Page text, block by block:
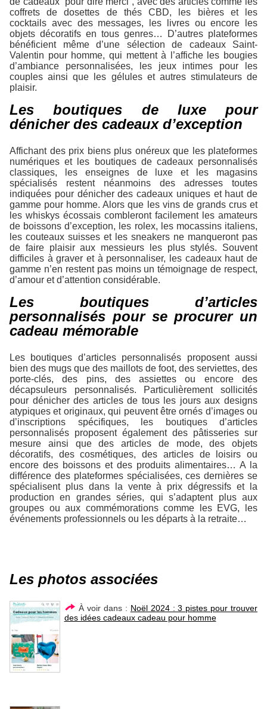
coffrets de dosettes de thés CBD, les bières et les
cocktails avec des messages, les livres ou encore les
objets décoratifs en tous genres… D’autres plateformes
bénéficient même d’une sélection de cadeaux Saint-
Valentin pour homme, qui mettent à l’affiche les bougies
d’ambiance personnalisées, les jeux intimes pour les
couples ainsi que les gélules et autres stimulateurs de
plaisir.
Les boutiques de luxe pour
dénicher des cadeaux d’exception
Affichant des prix biens plus onéreux que les plateformes
numériques et les boutiques de cadeaux personnalisés
classiques, les enseignes de luxe et les magasins
spécialisés restent néanmoins des adresses toutes
indiquées pour dénicher des cadeaux uniques et haut de
gamme pour homme. Alors que les vins de grands crus et
les whiskys écossais combleront facilement les amateurs
de boissons d’exception, les rolex, les mocassins italiens,
les couteaux suisses et les sneakers ne manqueront pas
de faire plaisir aux messieurs les plus stylés. Souvent
difficiles à graver et à personnaliser, les cadeaux haut de
gamme n’en restent pas moins un témoignage de respect,
d’amour et d’attention considérable.
Les boutiques d’articles
personnalisés pour se procurer un
cadeau mémorable
Les boutiques d’articles personnalisés proposent aussi
bien des mugs que des maillots de foot, des serviettes, des
porte-clés, des pins, des assiettes ou encore des
décapsuleurs personnalisés. Particulièrement sollicités
pour dénicher des articles de tous les jours aux designs
atypiques et originaux, qui peuvent être ornés d’images ou
d’inscriptions spécifiques, les boutiques d’articles
personnalisés proposent également des pâtisseries sur
mesure ainsi que des articles de mode, des objets
décoratifs, des cosmétiques, des articles de loisirs ou
encore des boissons et des produits alimentaires… A la
différence des plateformes spécialisées, ces dernières se
spécialisent plus dans la vente à prix dégressifs et la
production en grandes séries, qui s’adaptent plus aux
groupes ou aux commémorations comme les EVG, les
événements professionnels ou les départs à la retraite…
Les photos associées
À voir dans : Noël 2024 : 3 pistes pour trouver
des idées cadeaux cadeau pour homme